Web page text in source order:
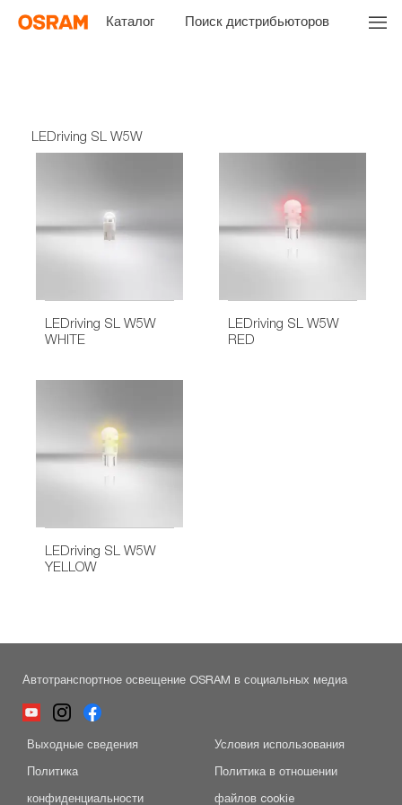
Каталог Поиск дистрибьюторов
LEDriving SL W5W
LEDriving SL W5W
WHITE
LEDriving SL W5W
RED
LEDriving SL W5W
YELLOW
Автотранспортное освещение OSRAM в социальных медиа
Выходные сведения
Условия использования
Политика
конфиденциальности
Политика в отношении
файлов cookie